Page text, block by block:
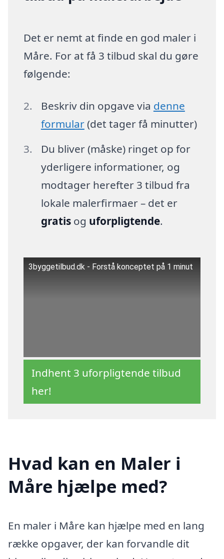
Det er nemt at finde en god maler i
Måre. For at få 3 tilbud skal du gøre
følgende:
Beskriv din opgave via denne
formular(det tager få minutter)
Du bliver (måske) ringet op for
yderligere informationer, og
modtager herefter 3 tilbud fra
lokale malerfirmaer – det er
gratisog uforpligtende.
3byggetilbud.dk - Forstå konceptet på 1 minut
Indhent 3 uforpligtende tilbud
her!
Hvad kan en Maler i
Måre hjælpe med?
En maler i Måre kan hjælpe med en lang
række opgaver, der kan forvandle dit